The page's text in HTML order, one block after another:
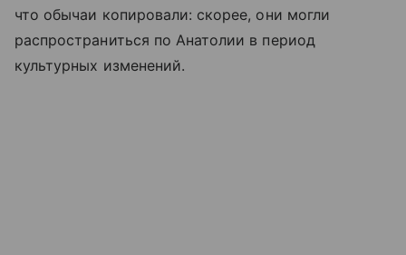
что обычаи копировали: скорее, они могли
распространиться по Анатолии в период
культурных изменений.